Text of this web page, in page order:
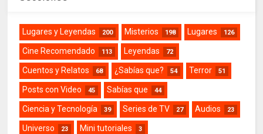
Lugares y Leyendas 200 Misterios 198 Lugares 126
Cine Recomendado 113 Leyendas 72
Cuentos y Relatos 68 ¿Sabías que? 54 Terror 51
Posts con Video 45 Sabías que 44
Ciencia y Tecnología 39 Series de TV 27 Audios 23
Universo 23 Mini tutoriales 3